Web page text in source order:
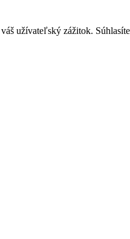
užívateľský zážitok.